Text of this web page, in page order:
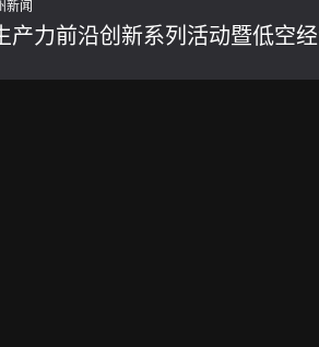
新闻
产力前沿创新系列活动暨低空